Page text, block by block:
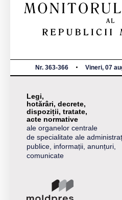
Nr. 363-366 Vineri, 07
Legi,
hotărâri, decrete,
dispoziții, tratate,
acte normative
ale organelor centrale
de specialitate ale
publice, informații, anunțuri,
comunicate